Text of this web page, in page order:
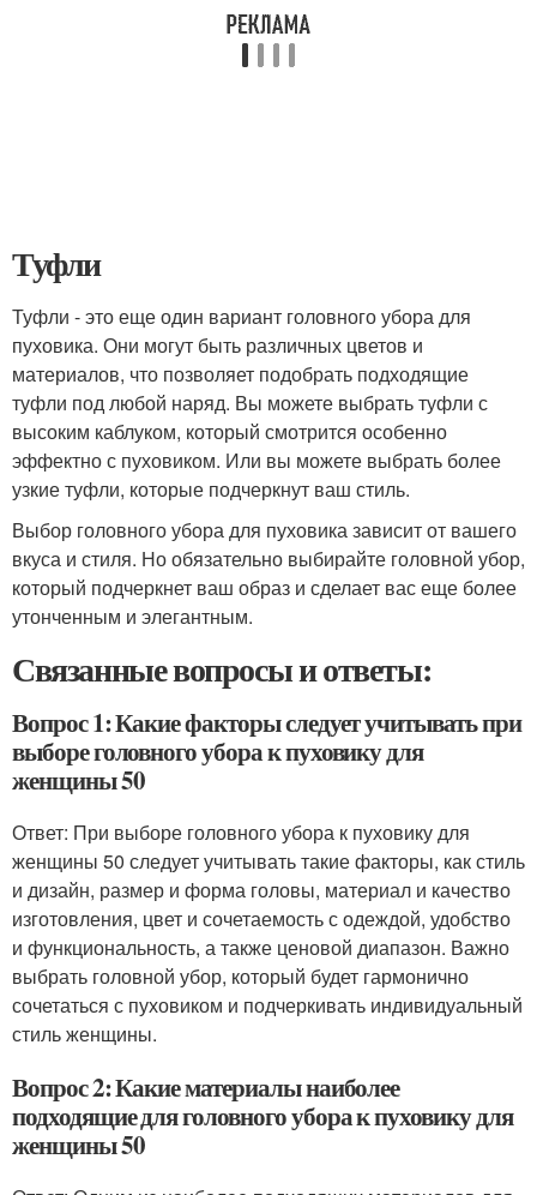
Туфли
Туфли - это еще один вариант головного убора для
пуховика. Они могут быть различных цветов и
материалов, что позволяет подобрать подходящие
туфли под любой наряд. Вы можете выбрать туфли с
высоким каблуком, который смотрится особенно
эффектно с пуховиком. Или вы можете выбрать более
узкие туфли, которые подчеркнут ваш стиль.
Выбор головного убора для пуховика зависит от вашего
вкуса и стиля. Но обязательно выбирайте головной убор,
который подчеркнет ваш образ и сделает вас еще более
утонченным и элегантным.
Связанные вопросы и ответы:
Вопрос 1: Какие факторы следует учитывать при
выборе головного убора к пуховику для
женщины 50
Ответ: При выборе головного убора к пуховику для
женщины 50 следует учитывать такие факторы, как стиль
и дизайн, размер и форма головы, материал и качество
изготовления, цвет и сочетаемость с одеждой, удобство
и функциональность, а также ценовой диапазон. Важно
выбрать головной убор, который будет гармонично
сочетаться с пуховиком и подчеркивать индивидуальный
стиль женщины.
Вопрос 2: Какие материалы наиболее
подходящие для головного убора к пуховику для
женщины 50